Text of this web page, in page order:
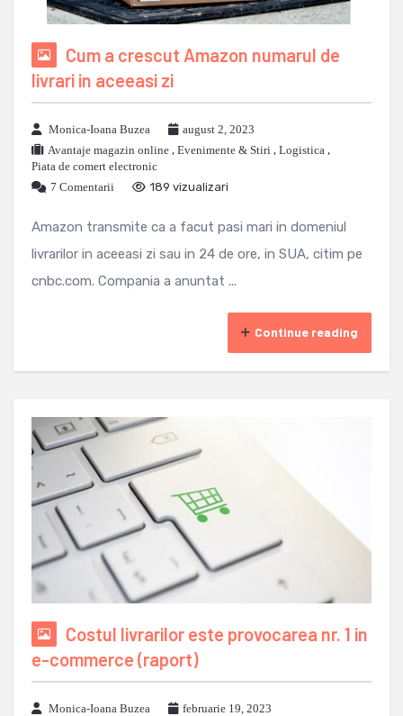
Cum a crescut Amazon numarul de
livrari in aceeasi zi
Monica-Ioana Buzea
august 2, 2023
Avantaje magazin online , Evenimente & Stiri , Logistica ,
Piata de comert electronic
7 Comentarii
189 vizualizari
Amazon transmite ca a facut pasi mari in domeniul
livrarilor in aceeasi zi sau in 24 de ore, in SUA, citim pe
cnbc.com. Compania a anuntat ...
Continue reading
Costul livrarilor este provocarea nr. 1 in
e-commerce (raport)
Monica-Ioana Buzea
februarie 19, 2023